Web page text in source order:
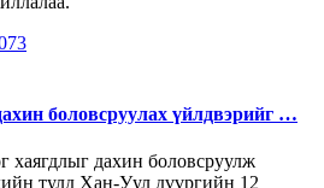
боловсруулах үйлдвэрийг …
хаягдлыг дахин боловсруулж
тулд Хан-Уул дүүргийн 12